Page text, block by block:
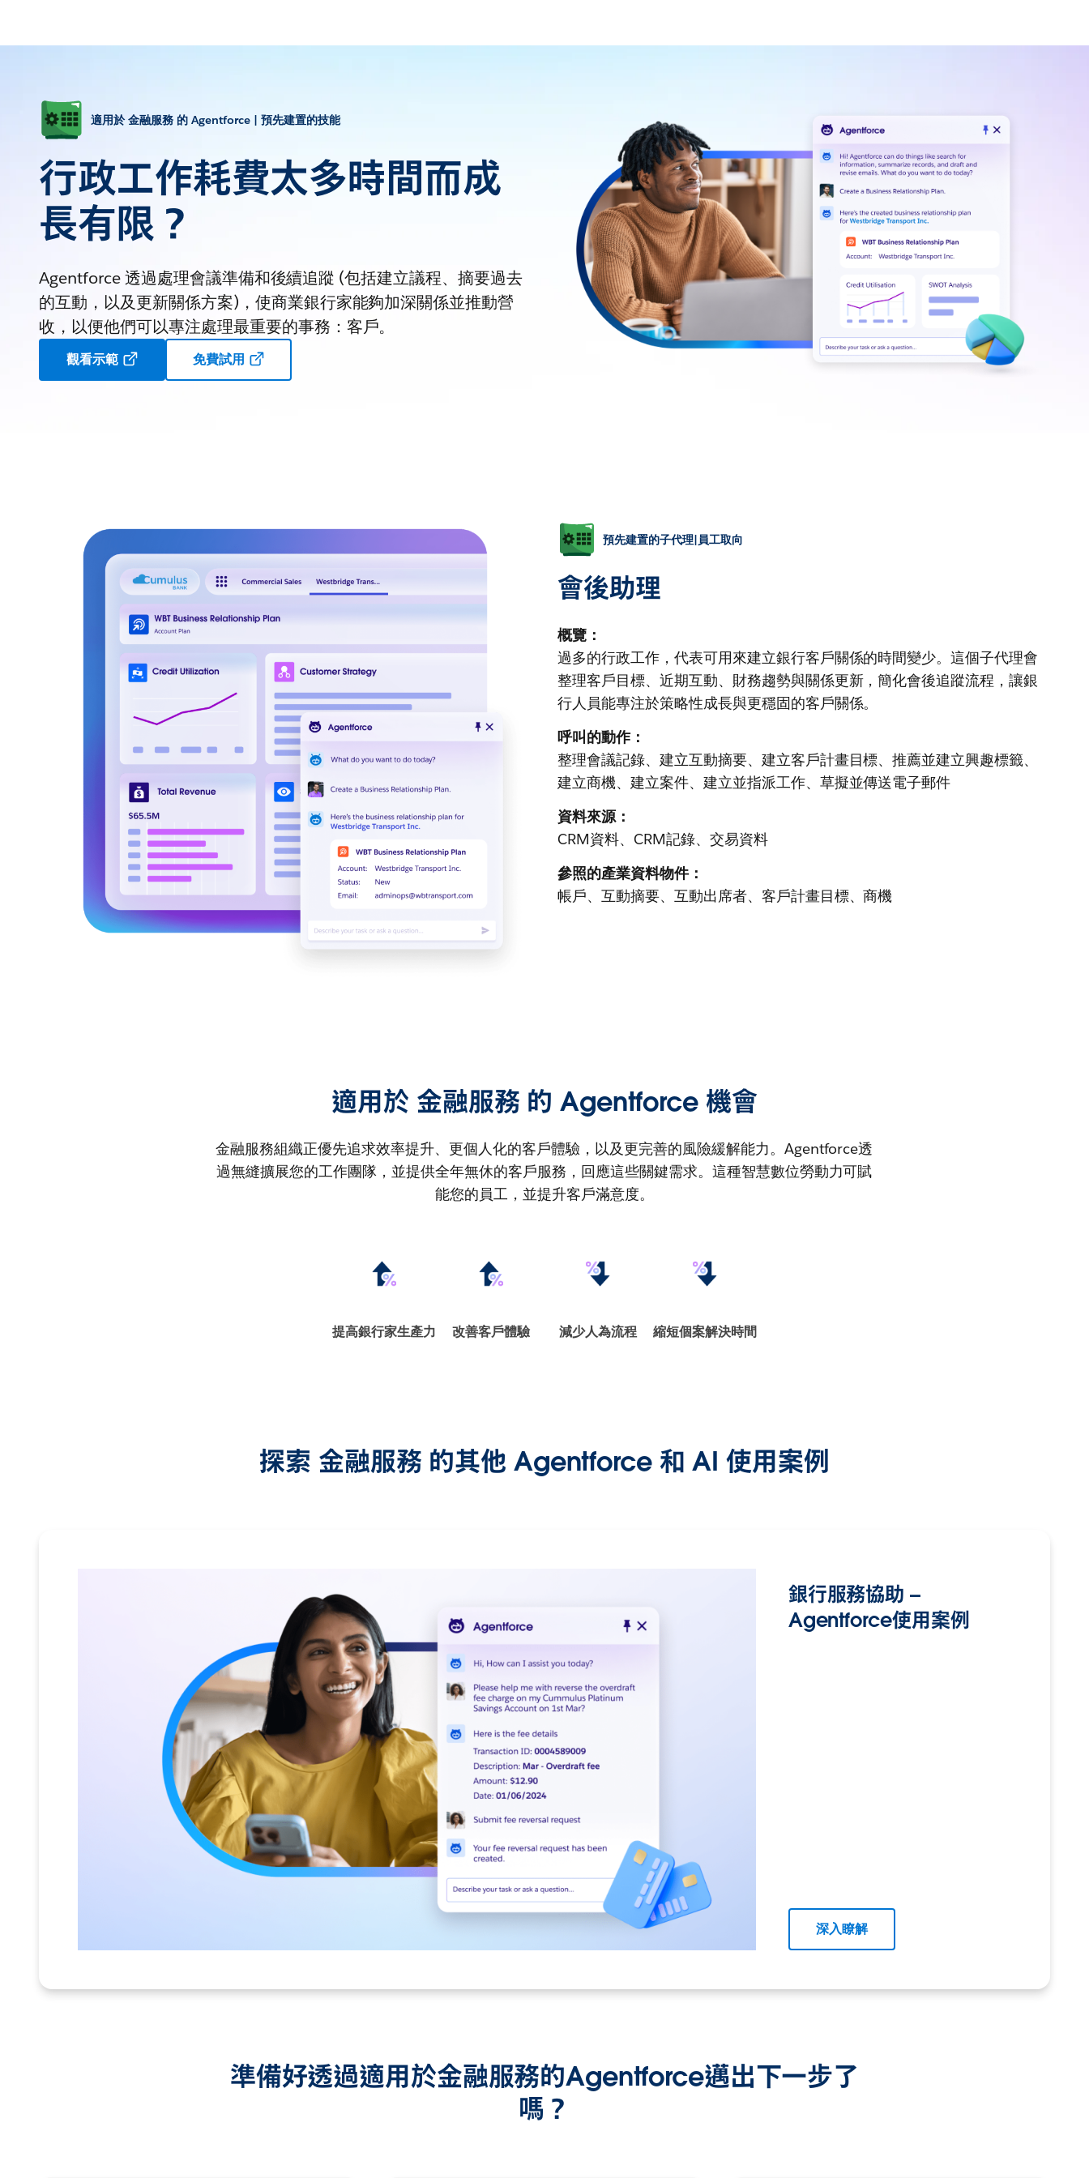
適用於 金融服務 的 Agentforce | 預先建置的技能
行政工作耗費太多時間而成
長有限？
Agentforce 透過處理會議準備和後續追蹤 (包括建立議程、摘要過去
的互動，以及更新關係方案)，使商業銀行家能夠加深關係並推動營
收，以便他們可以專注處理最重要的事務：客戶。
觀看示範 免費試用
預先建置的子代理|員工取向
會後助理
概覽：
過多的行政工作，代表可用來建立銀行客戶關係的時間變少。這個子代理會
整理客戶目標、近期互動、財務趨勢與關係更新，簡化會後追蹤流程，讓銀
行人員能專注於策略性成長與更穩固的客戶關係。
呼叫的動作：
整理會議記錄、建立互動摘要、建立客戶計畫目標、推薦並建立興趣標籤、
建立商機、建立案件、建立並指派工作、草擬並傳送電子郵件
資料來源：
CRM資料、CRM記錄、交易資料
參照的產業資料物件：
帳戶、互動摘要、互動出席者、客戶計畫目標、商機
適用於 金融服務 的 Agentforce 機會
金融服務組織正優先追求效率提升、更個人化的客戶體驗，以及更完善的風險緩解能力。Agentforce透
過無縫擴展您的工作團隊，並提供全年無休的客戶服務，回應這些關鍵需求。這種智慧數位勞動力可賦
能您的員工，並提升客戶滿意度。
提高銀行家生產力 改善客戶體驗 減少人為流程 縮短個案解決時間
探索 金融服務 的其他 Agentforce 和 AI 使用案例
銀行服務協助 –
Agentforce使用案例
深入瞭解
準備好透過適用於金融服務的Agentforce邁出下一步了
嗎？